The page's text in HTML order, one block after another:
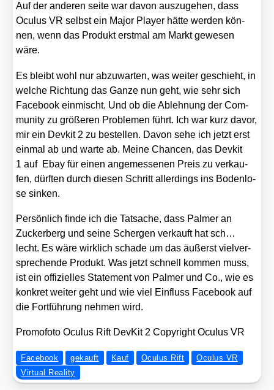
Auf der ande­ren sei­te war davon aus­zu­ge­hen, dass
Ocu­lus VR selbst ein Major Play­er hät­te wer­den kön­
nen, wenn das Pro­dukt erst­mal am Markt gewe­sen
wäre.
Es bleibt wohl nur abzu­war­ten, was wei­ter geschieht, in
wel­che Rich­tung das Gan­ze nun geht, wie sehr sich
Face­book ein­mischt. Und ob die Ableh­nung der Com­
mu­ni­ty zu grö­ße­ren Pro­ble­men führt. Ich war kurz davor,
mir ein Dev­kit 2 zu bestel­len. Davon sehe ich jetzt erst
ein­mal ab und war­te ab. Mei­ne Chan­cen, das Dev­kit
1 auf Ebay für einen ange­mes­se­nen Preis zu ver­kau­
fen, dürf­ten durch die­sen Schritt aller­dings ins Boden­lo­
se sin­ken.
Per­sön­lich fin­de ich die Tat­sa­che, dass Pal­mer an
Zucker­berg und sei­ne Scher­gen ver­kauft hat sch…
lecht. Es wäre wirk­lich scha­de um das äußerst viel­ver­
spre­chen­de Pro­dukt. Was jetzt schnell kom­men muss,
ist ein offi­zi­el­les State­ment von Pal­mer und Co., wie es
kon­kret wei­ter geht und wie viel Ein­fluss Face­book auf
die Fort­füh­rung neh­men wird.
Pro­mo­fo­to Ocu­lus Rift Dev­Kit 2 Copy­right Ocu­lus VR
Facebook gekauft Kauf Oculus Rift
Oculus VR
Virtual Reality